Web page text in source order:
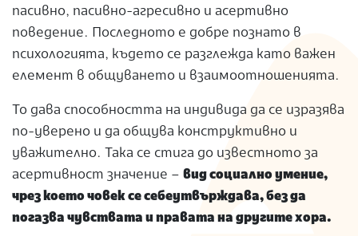
пасивно, пасивно-агресивно и асертивно
поведение. Последното е добре познато в
психологията, където се разглежда като важен
елемент в общуването и взаимоотношенията.
То дава способността на индивида да се изразява
по-уверено и да общува конструктивно и
уважително. Така се стига до известното за
асертивност значение – вид социално умение,
чрез което човек се себеутвърждава, без да
погазва чувствата и правата на другите хора.